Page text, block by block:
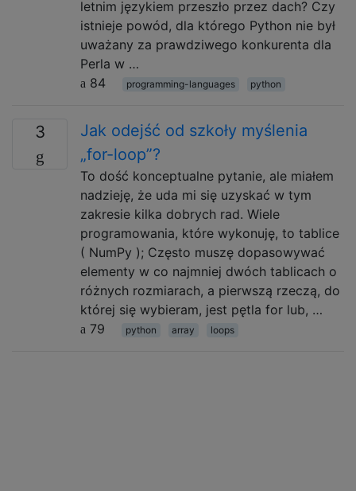
letnim językiem przeszło przez dach? Czy
istnieje powód, dla którego Python nie był
uważany za prawdziwego konkurenta dla
Perla w …
84
programming-languages python
3
Jak odejść od szkoły myślenia
„for-loop”?
To dość konceptualne pytanie, ale miałem
nadzieję, że uda mi się uzyskać w tym
zakresie kilka dobrych rad. Wiele
programowania, które wykonuję, to tablice
( NumPy ); Często muszę dopasowywać
elementy w co najmniej dwóch tablicach o
różnych rozmiarach, a pierwszą rzeczą, do
której się wybieram, jest pętla for lub, …
79
python array loops